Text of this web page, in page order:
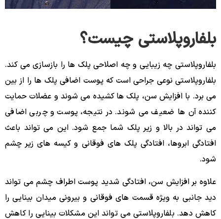
بلفاروپلاستی چیست؟
بلفاروپلاستی چه زیبایی و چه اصلاحی پلک ها را بازسازی می کند.
بلفاروپلاستی نوعی جراحی است که پوست اضافی پلک ها را از بین
می برد. با افزایش سن، پلک ها کشیده می شوند و عضلات حمایت
کننده آن ها ضعیف می شوند. در نتیجه، پوست و چربی اضافی
می تواند در بالا و زیر پلک شما جمع شود. این می تواند باعث
افتادگی ابروها، افتادگی پلک های فوقانی و کیسه های زیر چشم
شود.
علاوه بر افزایش سن، افتادگی شدید پوست اطراف چشم می تواند
دید جانبی به ویژه قسمت های فوقانی و بیرونی میدان بینایی را
کاهش دهد. بلفاروپلاستی می تواند این مشکلات بینایی را کاهش